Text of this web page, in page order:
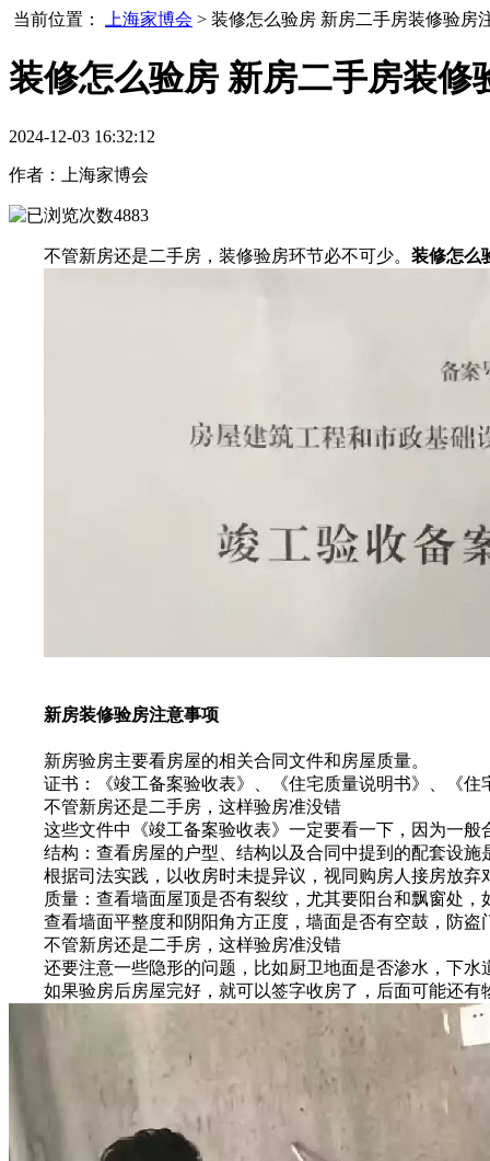
当前位置： 上海家博会 > 装修怎么验房 新房二手房装修验房
装修怎么验房 新房二手房装修
2024-12-03 16:32:12
作者： 上海家博会
4883
不管新房还是二手房，装修验房环节必不可少。 装修怎么
新房装修验房注意事项
新房验房主要看房屋的相关合同文件和房屋质量。
证书：《竣工备案验收表》、《住宅质量说明书》、《住
不管新房还是二手房，这样验房准没错
这些文件中《竣工备案验收表》一定要看一下，因为一般
结构：查看房屋的户型、结构以及合同中提到的配套设施
根据司法实践，以收房时未提异议，视同购房人接房放弃
质量：查看墙面屋顶是否有裂纹，尤其要阳台和飘窗处，
查看墙面平整度和阴阳角方正度，墙面是否有空鼓，防盗
不管新房还是二手房，这样验房准没错
还要注意一些隐形的问题，比如厨卫地面是否渗水，下水
如果验房后房屋完好，就可以签字收房了，后面可能还有